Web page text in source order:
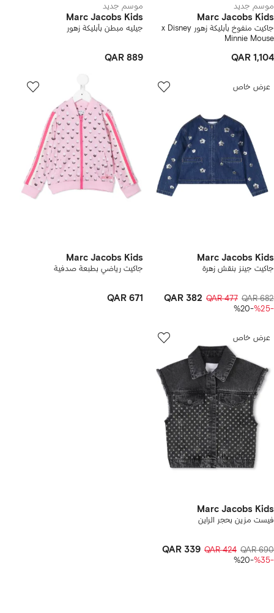
موسم جديد
Marc Jacobs Kids
جاكيت منفوخ بأبليكة زهور x Disney
Minnie Mouse
QAR 1,104
موسم جديد
Marc Jacobs Kids
جيليه مبطن بأبليكة زهور
QAR 889
عرض خاص
Marc Jacobs Kids
جاكيت جينز بنقش زهرة
QAR 682
QAR 477
QAR 382
-%25
-%20
Marc Jacobs Kids
جاكيت رياضي بطبعة صدفية
QAR 671
عرض خاص
Marc Jacobs Kids
فيست مزين بحجر الراين
QAR 690
QAR 424
QAR 339
-%35
-%20